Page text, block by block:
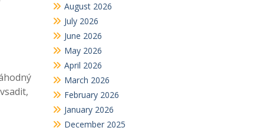
August 2026
July 2026
June 2026
May 2026
April 2026
March 2026
February 2026
January 2026
December 2025